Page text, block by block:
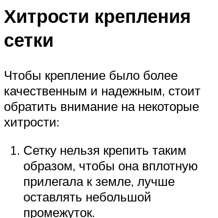
Хитрости крепления
сетки
Чтобы крепление было более
качественным и надежным, стоит
обратить внимание на некоторые
хитрости:
Сетку нельзя крепить таким
образом, чтобы она вплотную
прилегала к земле, лучше
оставлять небольшой
промежуток.